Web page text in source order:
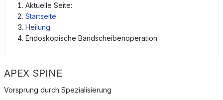
Aktuelle Seite:
Startseite
Heilung
Endoskopische Bandscheibenoperation
APEX SPINE
Vorsprung durch Spezialisierung